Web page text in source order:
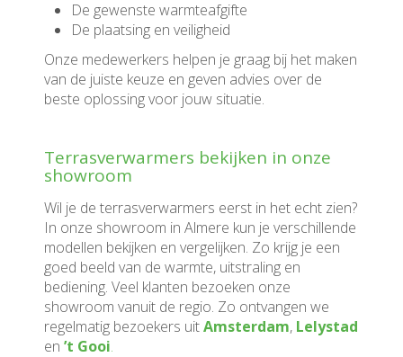
De gewenste warmteafgifte
De plaatsing en veiligheid
Onze medewerkers helpen je graag bij het maken
van de juiste keuze en geven advies over de
beste oplossing voor jouw situatie.
Terrasverwarmers bekijken in onze
showroom
Wil je de terrasverwarmers eerst in het echt zien?
In onze showroom in Almere kun je verschillende
modellen bekijken en vergelijken. Zo krijg je een
goed beeld van de warmte, uitstraling en
bediening. Veel klanten bezoeken onze
showroom vanuit de regio. Zo ontvangen we
regelmatig bezoekers uitAmsterdam, Lelystad
en ’t Gooi.